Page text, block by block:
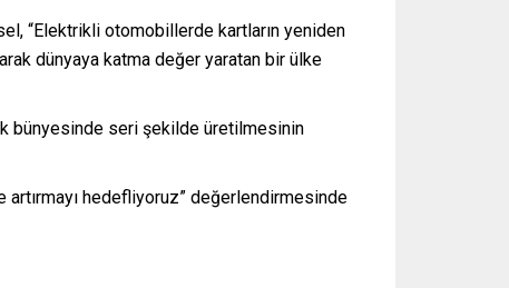
“Elektrikli otomobillerde kartların yeniden
dünyaya katma değer yaratan bir ülke
bünyesinde seri şekilde üretilmesinin
artırmayı hedefliyoruz” değerlendirmesinde